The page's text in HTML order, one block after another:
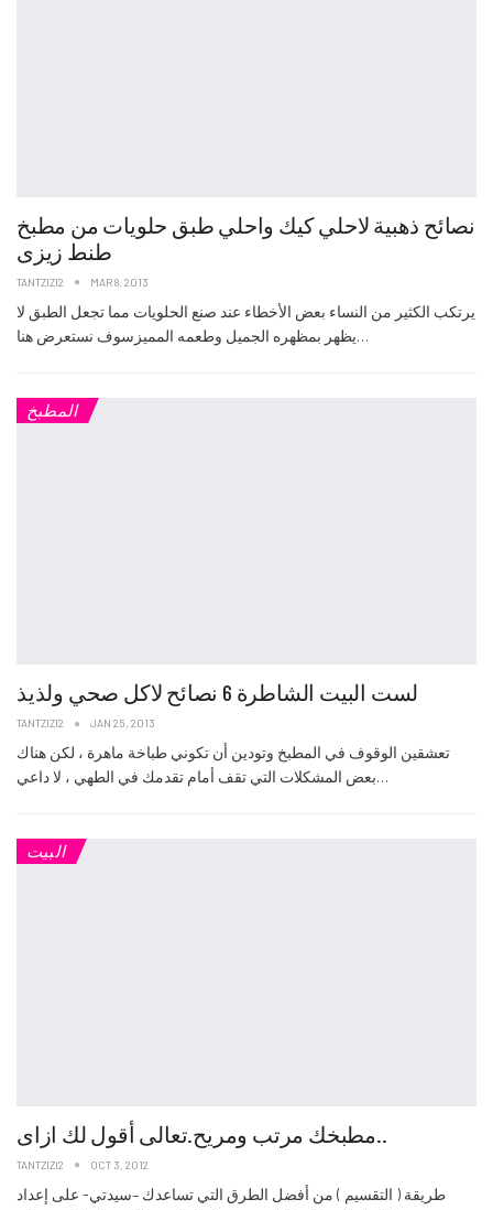
نصائح ذهبية لاحلي كيك واحلي طبق حلويات من مطبخ
طنط زيزى
TANTZIZI2 MAR 8, 2013
يرتكب الكثير من النساء بعض الأخطاء عند صنع الحلويات مما تجعل الطبق لا
يظهر بمظهره الجميل وطعمه المميزسوف نستعرض هنا…
المطبخ
لست البيت الشاطرة 6 نصائح لاكل صحي ولذيذ
TANTZIZI2 JAN 25, 2013
تعشقين الوقوف في المطبخ وتودين أن تكوني طباخة ماهرة ، لكن هناك
بعض المشكلات التي تقف أمام تقدمك في الطهي ، لا داعي…
البيت
مطبخك مرتب ومريح.تعالى أقول لك ازاى..
TANTZIZI2 OCT 3, 2012
طريقة ( التقسيم ) من أفضل الطرق التي تساعدك –سيدتي- على إعداد